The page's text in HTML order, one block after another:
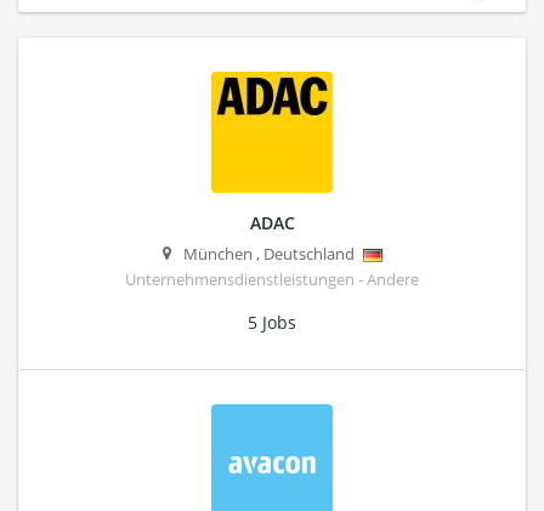
ADAC
München , Deutschland
Unternehmensdienstleistungen - Andere
5 Jobs